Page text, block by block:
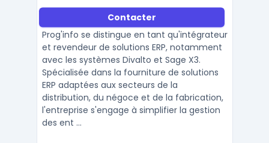
Contacter
Prog'info se distingue en tant qu'intégrateur
et revendeur de solutions ERP, notamment
avec les systèmes Divalto et Sage X3.
Spécialisée dans la fourniture de solutions
ERP adaptées aux secteurs de la
distribution, du négoce et de la fabrication,
l'entreprise s'engage à simplifier la gestion
des ent ...